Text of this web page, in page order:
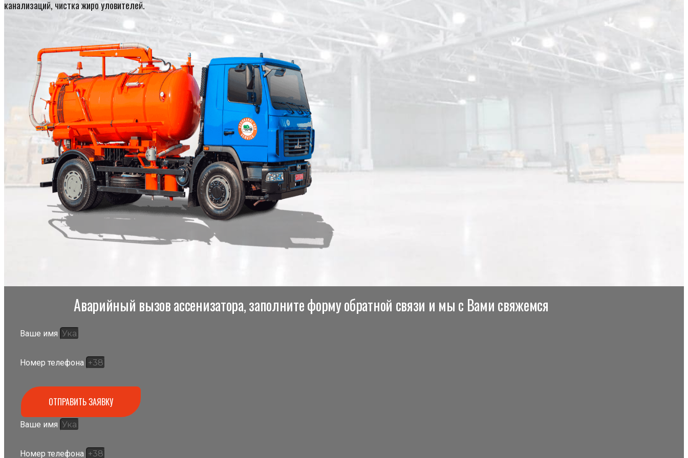
канализаций, чистка жиро уловителей.
Аварийный вызов ассенизатора, заполните форму обратной связи и мы с Вами свяжемся
Ваше имя
Номер телефона
ОТПРАВИТЬ ЗАЯВКУ
Ваше имя
Номер телефона